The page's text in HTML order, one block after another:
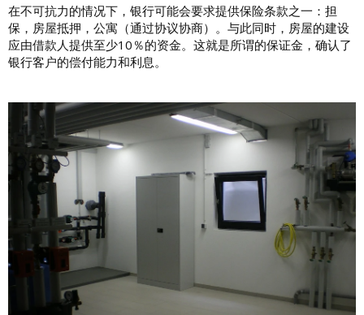
在不可抗力的情况下，银行可能会要求提供保险条款之一：担
保，房屋抵押，公寓（通过协议协商）。与此同时，房屋的建设
应由借款人提供至少10％的资金。这就是所谓的保证金，确认了
银行客户的偿付能力和利息。